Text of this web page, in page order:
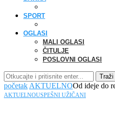
SPORT
OGLASI
MALI OGLASI
ČITULJE
POSLOVNI OGLASI
Traži
početak AKTUELNOOd ideje do
AKTUELNOUSPEŠNI UŽIČANI